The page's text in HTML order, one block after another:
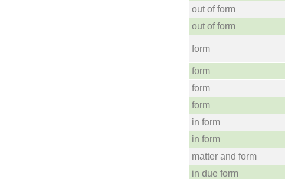
out of form
out of form
form
form
form
form
in form
in form
matter and form
in due form